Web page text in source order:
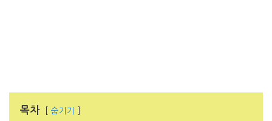
목차 숨기기